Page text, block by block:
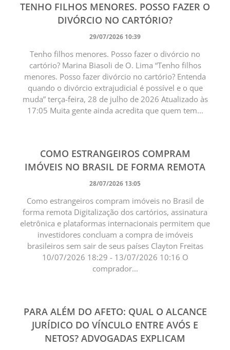
TENHO FILHOS MENORES. POSSO FAZER O
DIVÓRCIO NO CARTÓRIO?
29/07/2026 10:39
Tenho filhos menores. Posso fazer o divórcio no
cartório? Marina Biasoli de O. Lima “Tenho filhos
menores. Posso fazer divórcio no cartório? Entenda
quando o divórcio extrajudicial é possível e o que
muda” terça-feira, 28 de julho de 2026 Atualizado às
17:05 Muita gente ainda acredita que quem tem...
COMO ESTRANGEIROS COMPRAM
IMÓVEIS NO BRASIL DE FORMA REMOTA
28/07/2026 13:05
Como estrangeiros compram imóveis no Brasil de
forma remota Digitalização dos cartórios, assinatura
eletrônica e plataformas internacionais permitem que
investidores concluam a compra de imóveis
brasileiros sem sair de seus países Clayton Freitas
10/07/2026 18:29 - 13/07/2026 10:16 O
comprador...
PARA ALÉM DO AFETO: QUAL O ALCANCE
JURÍDICO DO VÍNCULO ENTRE AVÓS E
NETOS? ADVOGADAS EXPLICAM